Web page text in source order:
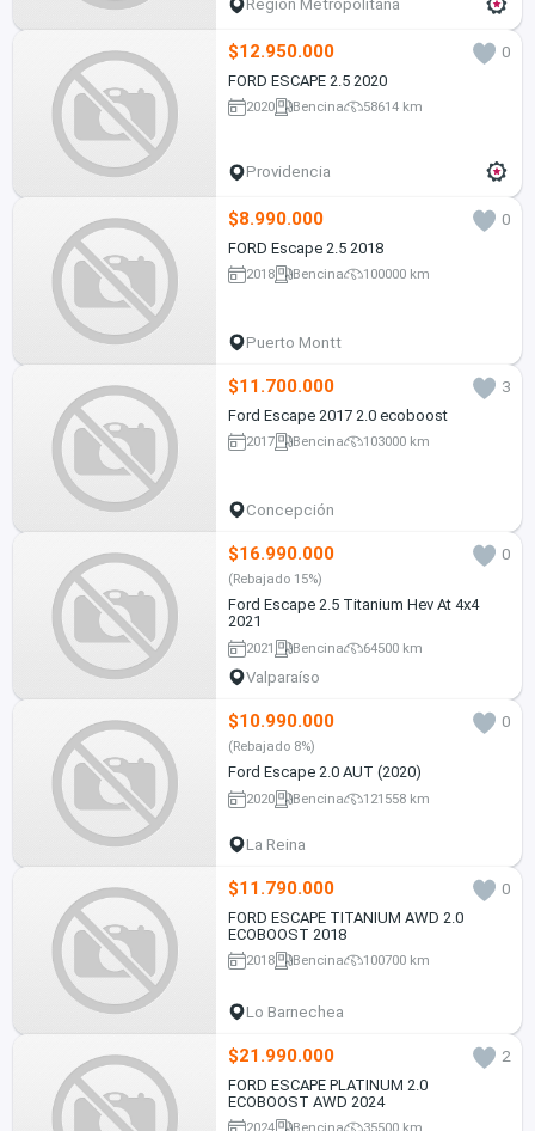
Región Metropolitana
$12.950.000
0
FORD ESCAPE 2.5 2020
2020 Bencina 58614 km
Providencia
$8.990.000
0
FORD Escape 2.5 2018
2018 Bencina 100000 km
Puerto Montt
$11.700.000
3
Ford Escape 2017 2.0 ecoboost
2017 Bencina 103000 km
Concepción
$16.990.000 0
(Rebajado 15%)
Ford Escape 2.5 Titanium Hev At 4x4
2021
2021 Bencina 64500 km
Valparaíso
$10.990.000 0
(Rebajado 8%)
Ford Escape 2.0 AUT (2020)
2020 Bencina 121558 km
La Reina
$11.790.000
0
FORD ESCAPE TITANIUM AWD 2.0
ECOBOOST 2018
2018 Bencina 100700 km
Lo Barnechea
$21.990.000
2
FORD ESCAPE PLATINUM 2.0
ECOBOOST AWD 2024